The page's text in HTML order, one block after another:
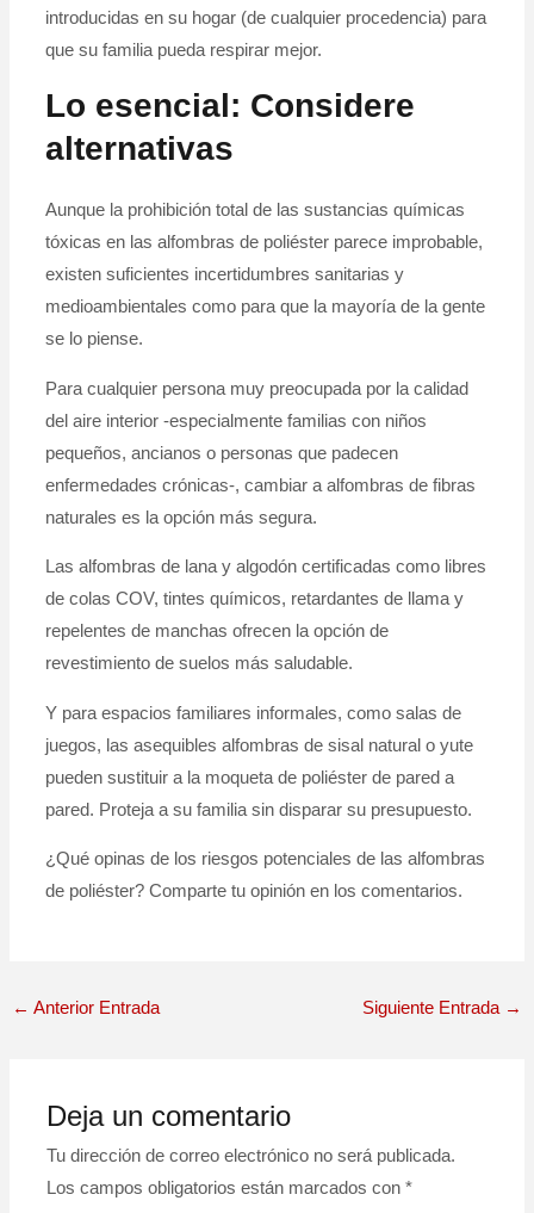
introducidas en su hogar (de cualquier procedencia) para
que su familia pueda respirar mejor.
Lo esencial: Considere
alternativas
Aunque la prohibición total de las sustancias químicas
tóxicas en las alfombras de poliéster parece improbable,
existen suficientes incertidumbres sanitarias y
medioambientales como para que la mayoría de la gente
se lo piense.
Para cualquier persona muy preocupada por la calidad
del aire interior -especialmente familias con niños
pequeños, ancianos o personas que padecen
enfermedades crónicas-, cambiar a alfombras de fibras
naturales es la opción más segura.
Las alfombras de lana y algodón certificadas como libres
de colas COV, tintes químicos, retardantes de llama y
repelentes de manchas ofrecen la opción de
revestimiento de suelos más saludable.
Y para espacios familiares informales, como salas de
juegos, las asequibles alfombras de sisal natural o yute
pueden sustituir a la moqueta de poliéster de pared a
pared. Proteja a su familia sin disparar su presupuesto.
¿Qué opinas de los riesgos potenciales de las alfombras
de poliéster? Comparte tu opinión en los comentarios.
← Anterior Entrada Siguiente Entrada →
Deja un comentario
Tu dirección de correo electrónico no será publicada.
Los campos obligatorios están marcados con*